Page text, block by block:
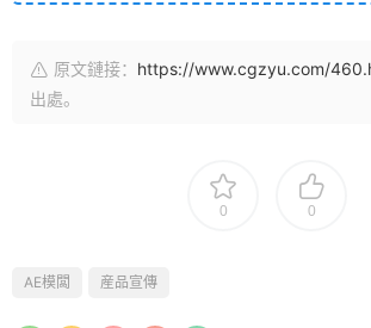
原文鏈接： https://www.cgzyu.com/
出處。
0 0
AE模闆 産品宣傳